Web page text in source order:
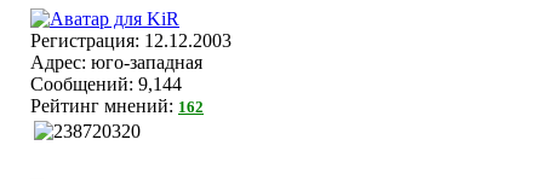
Регистрация: 12.12.2003
Адрес: юго-западная
Сообщений: 9,144
Рейтинг мнений: 162